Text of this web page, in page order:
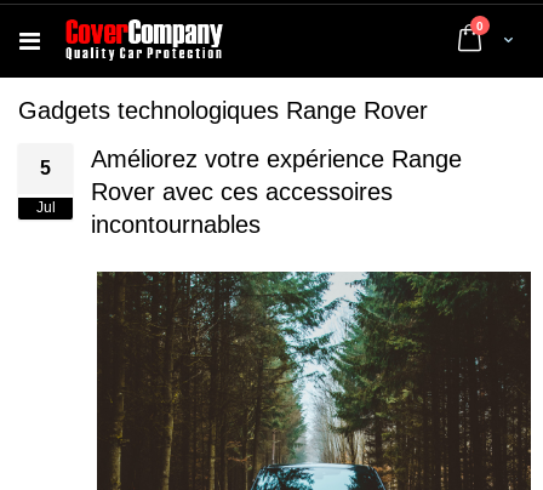
Cart
0 articles
Gadgets technologiques Range Rover
5
Jul
Améliorez votre expérience Range
Rover avec ces accessoires
incontournables